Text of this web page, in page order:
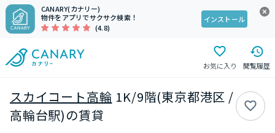
CANARY(カナリー)
物件をアプリでサクサク検索！
(4.8)
インストール
お気に入り 閲覧履歴
スカイコート高輪 1K/9階(東京都港区 /
高輪台駅)の賃貸